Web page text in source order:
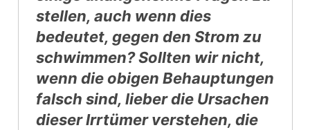
stellen, auch wenn dies
bedeutet, gegen den Strom zu
schwimmen? Sollten wir nicht,
wenn die obigen Behauptungen
falsch sind, lieber die Ursachen
dieser Irrtümer verstehen, die